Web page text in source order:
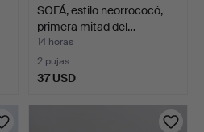
SOFÁ, estilo neorrococó,
primera mitad del…
14 horas
2 pujas
37 USD